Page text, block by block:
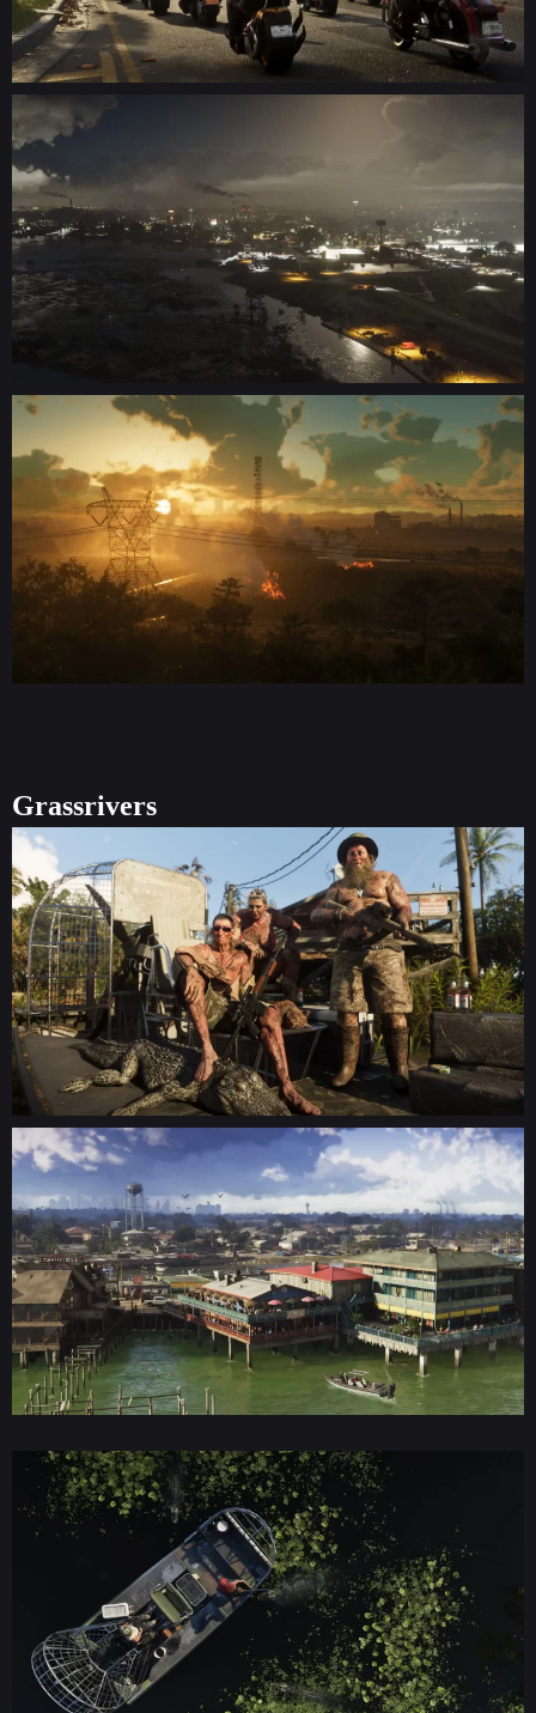
Grassrivers